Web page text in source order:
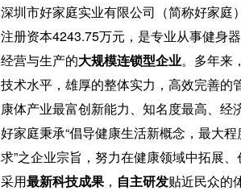
深圳市好家庭实业有限公司（简称好家庭
注册资本4243.75万元，是专业从事健身
经营与生产的大规模连锁型企业。多年来
技术水平，雄厚的整体实力，高效完善的
康体产业最富创新能力、知名度最高、经
好家庭秉承“倡导健康生活新概念，最大
求”之企业宗旨，努力在健康领域中拓展
采用最新科技成果， 自主研发贴近民众的